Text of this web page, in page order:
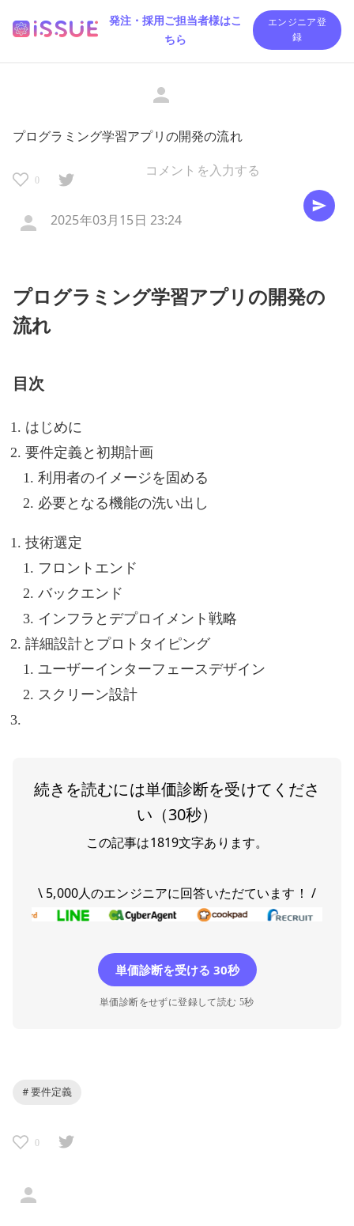
発注・採用ご担当者様はこ
ちら
エンジニア登
録
プログラミング学習アプリの開発の流れ
0
2025年03月15日 23:24
プログラミング学習アプリの開発の
流れ
目次
はじめに
要件定義と初期計画
利用者のイメージを固める
必要となる機能の洗い出し
技術選定
フロントエンド
バックエンド
インフラとデプロイメント戦略
詳細設計とプロトタイピング
ユーザーインターフェースデザイン
スクリーン設計
続きを読むには単価診断を受けてくださ
い（30秒）
この記事は1819文字あります。
\ 5,000人のエンジニアに回答いただています！ /
単価診断を受ける 30秒
単価診断をせずに登録して読む 5秒
# 要件定義
0